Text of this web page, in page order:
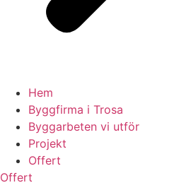
Hem
Byggfirma i Trosa
Byggarbeten vi utför
Projekt
Offert
Offert